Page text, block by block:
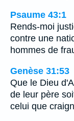
Psaume 43:1
Rends-moi
contre une
hommes de
Genèse 31:53
Que le Dieu
de leur père
celui que